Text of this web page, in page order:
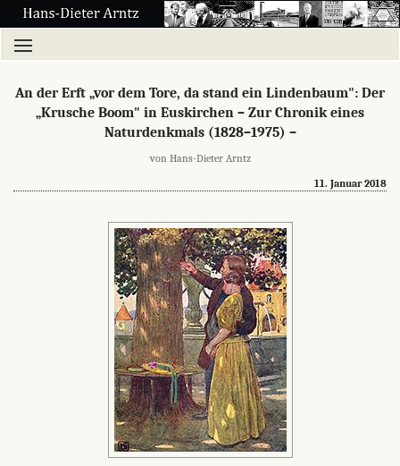
An der Erft „vor dem Tore, da stand ein Lindenbaum": Der
„Krusche Boom" in Euskirchen – Zur Chronik eines
Naturdenkmals (1828–1975) –
von Hans-Dieter Arntz
11. Januar 2018